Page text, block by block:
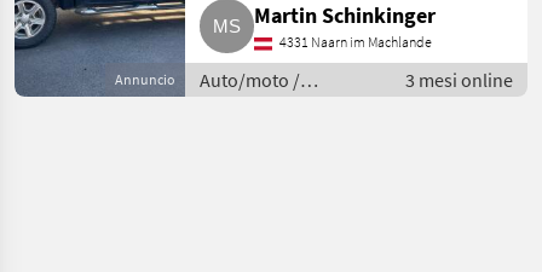
Annuncio
Martin Schinkinger
4331 Naarn im Machlande
Auto/moto /
Fuoristrada
3 mesi online